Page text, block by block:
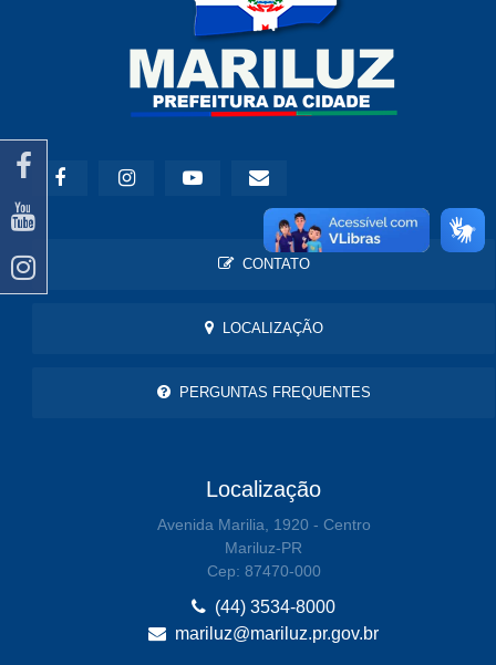
CONTATO
LOCALIZAÇÃO
PERGUNTAS FREQUENTES
Localização
Avenida Marilia, 1920 - Centro
Mariluz-PR
Cep: 87470-000
(44) 3534-8000
mariluz@mariluz.pr.gov.br